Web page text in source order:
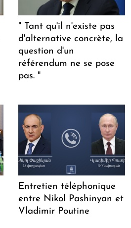
" Tant qu'il n'existe pas
d'alternative concrète, la
question d'un
référendum ne se pose
pas. "
Entretien téléphonique
entre Nikol Pashinyan et
Vladimir Poutine